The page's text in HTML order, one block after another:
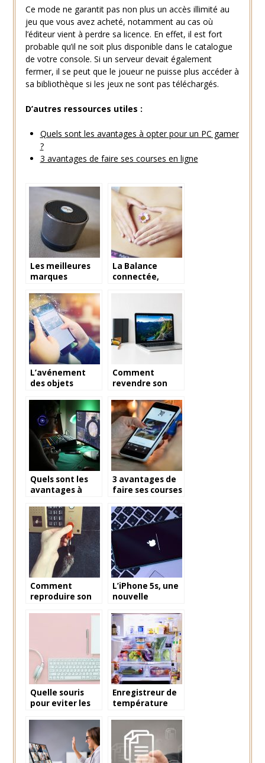
Ce mode ne garantit pas non plus un accès illimité au
jeu que vous avez acheté, notamment au cas où
l’éditeur vient à perdre sa licence. En effet, il est fort
probable qu’il ne soit plus disponible dans le catalogue
de votre console. Si un serveur devait également
fermer, il se peut que le joueur ne puisse plus accéder à
sa bibliothèque si les jeux ne sont pas téléchargés.
D’autres ressources utiles :
Quels sont les avantages à opter pour un PC gamer
?
3 avantages de faire ses courses en ligne
Les meilleures
marques
portable
La Balance
connectée,
L’avénement
des objets
Comment
revendre son
Quels sont les
avantages à
gamer ?
3 avantages de
faire ses courses
Comment
reproduire son
L’iPhone 5s, une
nouvelle
smartphone
Quelle souris
pour eviter les
Enregistreur de
température